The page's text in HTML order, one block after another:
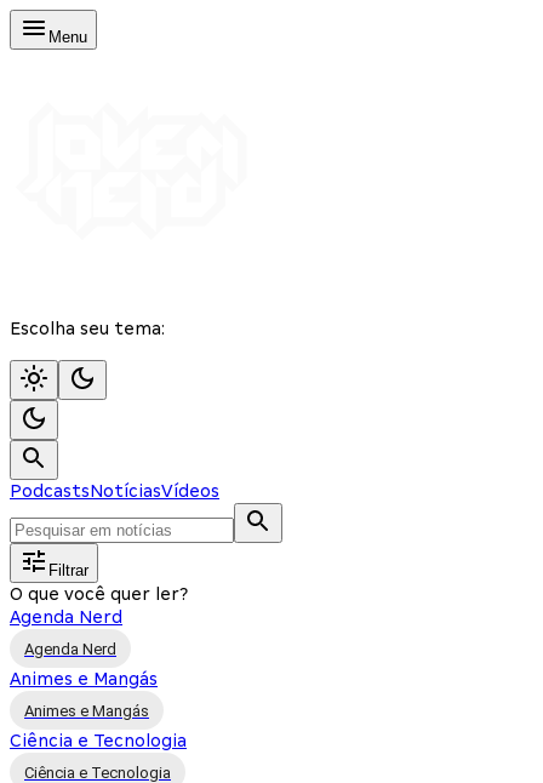
Menu
Escolha seu tema:
PodcastsNotíciasVídeos
Filtrar
O que você quer ler?
Agenda Nerd
Agenda Nerd
Animes e Mangás
Animes e Mangás
Ciência e Tecnologia
Ciência e Tecnologia